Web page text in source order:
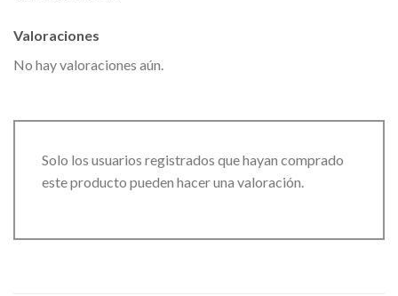
Valoraciones
No hay valoraciones aún.
Solo los usuarios registrados que hayan comprado
este producto pueden hacer una valoración.